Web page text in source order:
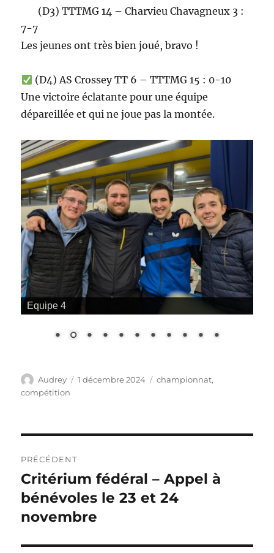
(D3) TTTMG 14 – Charvieu Chavagneux 3 :
7-7
Les jeunes ont très bien joué, bravo !
(D4) AS Crossey TT 6 – TTTMG 15 : 0-10
Une victoire éclatante pour une équipe
dépareillée et qui ne joue pas la montée.
Equipe 4
Auteur
Audrey
Publié
1 décembre 2024 Étiquettes
championnat,
compétition
de
l’article
PRÉCÉDENT
Publication
précédente :
Critérium fédéral – Appel à
bénévoles le 23 et 24
novembre